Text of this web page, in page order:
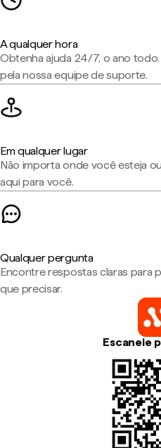
A qualquer hora
Obtenha ajuda 24/7, o ano
pela nossa equipe de suporte.
Em qualquer lugar
Não importa onde você esteja
aqui para você.
Qualquer pergunta
Encontre respostas claras para
que precisar.
Escaneie